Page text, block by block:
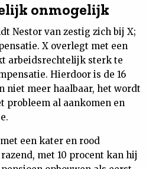
onmogelijk
Nestor van zestig zich bij X;
X overlegt met een
arbeidsrechtelijk sterk te
Hierdoor is de 16
niet meer haalbaar, het wordt
probleem al aankomen en
een kater en rood
met 10 procent kan hij